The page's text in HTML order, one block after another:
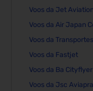
Voos da Jet
Voos da Air Japan
Voos da
Voos da Fastjet
Voos da Ba Cityflyer
Voos da Jsc